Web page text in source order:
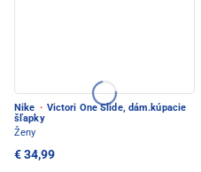
Nike · Victori One Slide, dám.kúpacie
šľapky
Ženy
€ 34,99